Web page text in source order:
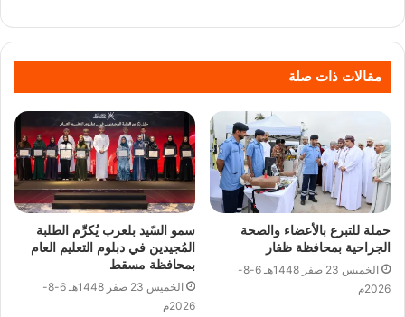
مقالات ذات صلة
حملة للتبرع بالأعضاء والصحة
الجراحية بمحافظة ظفار
الخميس 23 صفر 1448هـ 6-8-
2026م
سمو السّيد بلعرب يُكرِّم الطلبة
المُجيدين في دبلوم التعليم العام
بمحافظة مسقط
الخميس 23 صفر 1448هـ 6-8-
2026م